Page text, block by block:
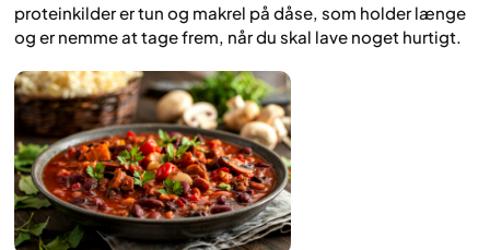
proteinkilder er tun og makrel på dåse, som holder længe
og er nemme at tage frem, når du skal lave noget hurtigt.